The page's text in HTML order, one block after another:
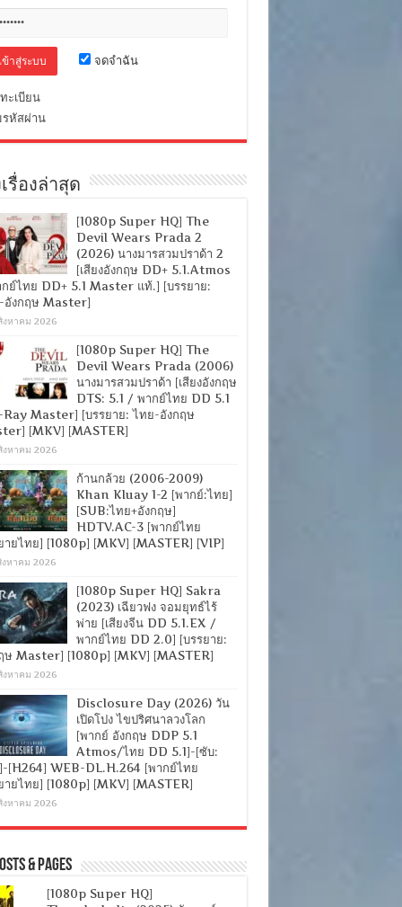
จดจำฉัน
ะเบียน
หัสผ่าน
รื่องล่าสุด
[1080p Super HQ] The
Devil Wears Prada 2
(2026) นางมารสวมปราด้า 2
[เสียงอังกฤษ DD+ 5.1.Atmos
ย์ไทย DD+ 5.1 Master แท้.] [บรรยาย:
อังกฤษ Master]
งหาคม 2026
[1080p Super HQ] The
Devil Wears Prada (2006)
นางมารสวมปราด้า [เสียงอังกฤษ
DTS: 5.1 / พากย์ไทย DD 5.1
Master] [บรรยาย: ไทย-อังกฤษ
[MKV] [MASTER]
งหาคม 2026
ก้านกล้วย (2006-2009)
Khan Kluay 1-2 [พากย์:ไทย]
[SUB:ไทย+อังกฤษ]
HDTV.AC-3 [พากย์ไทย
ายไทย] [1080p] [MKV] [MASTER] [VIP]
งหาคม 2026
[1080p Super HQ] Sakra
(2023) เฉียวฟง จอมยุทธ์ไร้
พ่าย [เสียงจีน DD 5.1.EX /
พากย์ไทย DD 2.0] [บรรยาย:
ษ Master] [1080p] [MKV] [MASTER]
งหาคม 2026
Disclosure Day (2026) วัน
เปิดโปง ไขปริศนาลวงโลก
[พากย์ อังกฤษ DDP 5.1
Atmos/ไทย DD 5.1]-[ซับ:
[H264] WEB-DL.H.264 [พากย์ไทย
ายไทย] [1080p] [MKV] [MASTER]
งหาคม 2026
& Pages
[1080p Super HQ]